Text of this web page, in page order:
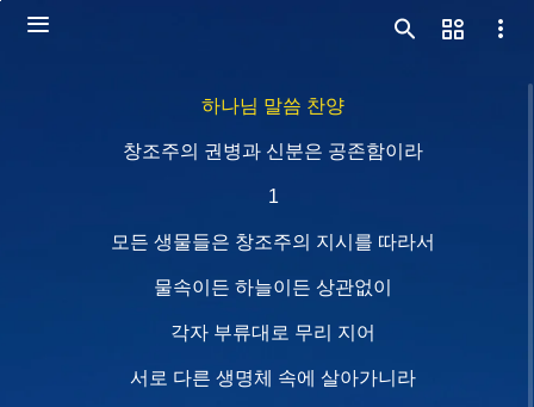
하나님 말씀 찬양
창조주의 권병과 신분은 공존함이라
1
모든 생물들은 창조주의 지시를 따라서
물속이든 하늘이든 상관없이
각자 부류대로 무리 지어
서로 다른 생명체 속에 살아가니라